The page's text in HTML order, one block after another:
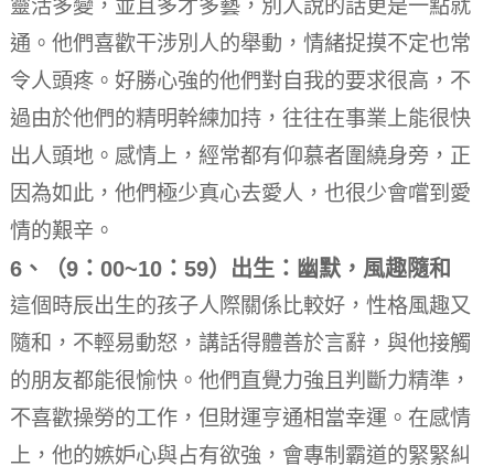
靈活多變，並且多才多藝，別人說的話更是一點就
通。 他們喜歡干涉別人的舉動，情緒捉摸不定也常
令人頭疼。 好勝心強的他們對自我的要求很高，不
過由於他們的精明幹練加持，往往在事業上能很快
出人頭地。 感情上，經常都有仰慕者圍繞身旁，正
因為如此，他們極少真心去愛人，也很少會嚐到愛
情的艱辛。
6、（9：00~10：59）出生：幽默，風趣隨和
這個時辰出生的孩子人際關係比較好，性格風趣又
隨和，不輕易動怒，講話得體善於言辭，與他接觸
的朋友都能很愉快。 他們直覺力強且判斷力精準，
不喜歡操勞的工作，但財運亨通相當幸運。在感情
上，他的嫉妒心與占有欲強，會專制霸道的緊緊糾